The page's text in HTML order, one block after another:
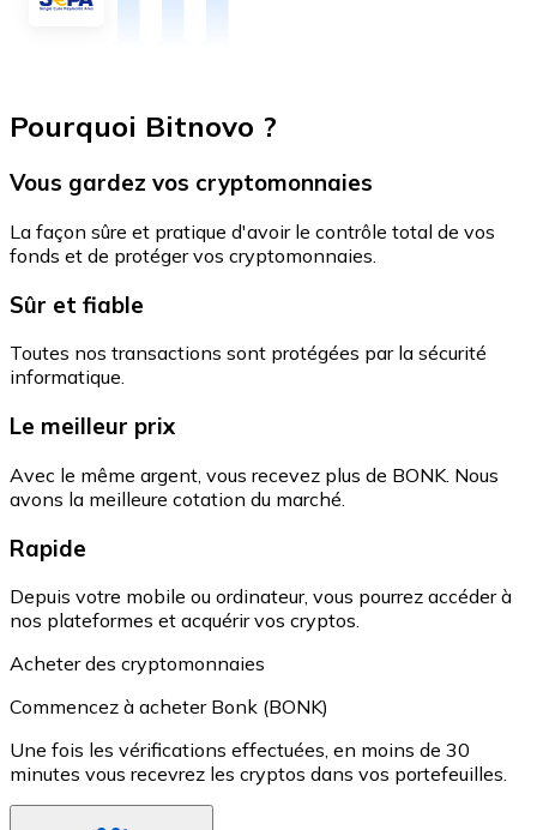
Pourquoi Bitnovo ?
Vous gardez vos cryptomonnaies
La façon sûre et pratique d'avoir le contrôle total de vos
fonds et de protéger vos cryptomonnaies.
Sûr et fiable
Toutes nos transactions sont protégées par la sécurité
informatique.
Le meilleur prix
Avec le même argent, vous recevez plus de BONK. Nous
avons la meilleure cotation du marché.
Rapide
Depuis votre mobile ou ordinateur, vous pourrez accéder à
nos plateformes et acquérir vos cryptos.
Acheter des cryptomonnaies
Commencez à acheter Bonk (BONK)
Une fois les vérifications effectuées, en moins de 30
minutes vous recevrez les cryptos dans vos portefeuilles.